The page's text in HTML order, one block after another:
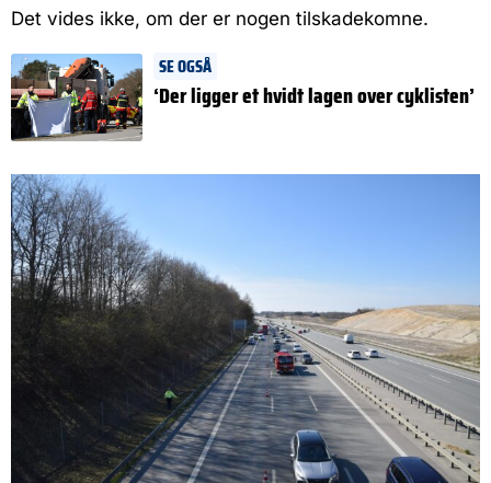
Det vides ikke, om der er nogen tilskadekomne.
SE OGSÅ
‘Der ligger et hvidt lagen over cyklisten’